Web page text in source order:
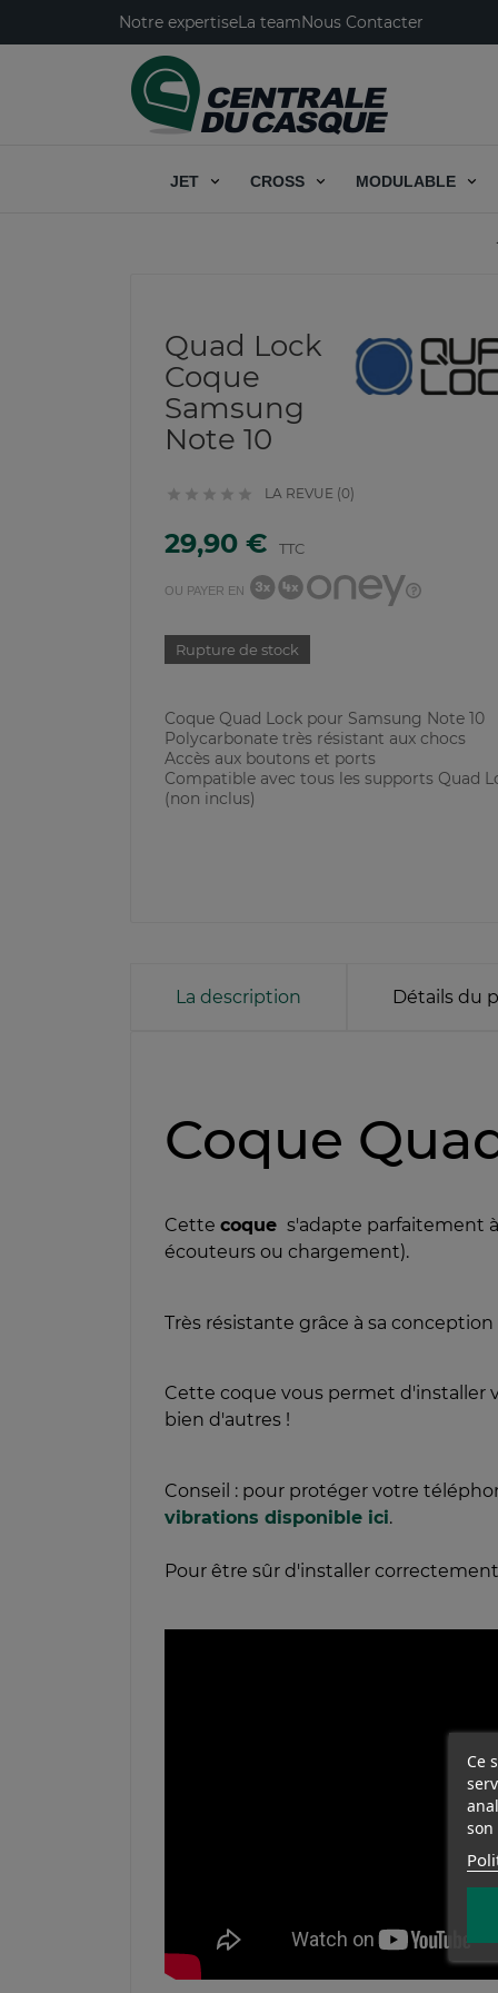
Notre expertiseLa teamNous Contacter
JET CROSS MODULABLE
Quad Lock
Coque
Samsung
Note 10
     LA REVUE (0)
29,90 € TTC
OU PAYER EN
Rupture de stock
Coque Quad Lock pour Samsung Note 10
Polycarbonate très résistant aux chocs
Accès aux boutons et ports
Compatible avec tous les supports Quad
(non inclus)
La description Détails du
Coque
Cette coque s'adapte parfaitement
écouteurs ou chargement).
Très résistante grâce à sa
Cette coque vous permet
bien d'autres !
Conseil : pour protéger votre
vibrations disponible ici.
Pour être sûr d'installer
Ce
son